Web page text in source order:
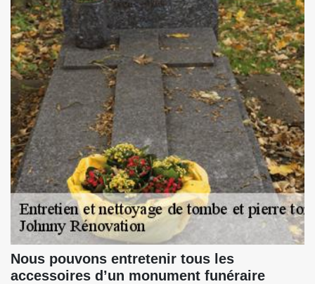
Nous pouvons entretenir tous les
accessoires d’un monument funéraire